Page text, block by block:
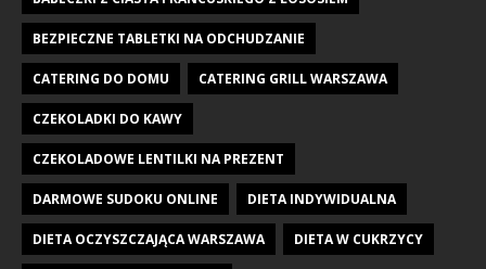
BEZPIECZNE TABLETKI NA ODCHUDZANIE
CATERING DO DOMU CATERING GRILL WARSZAWA
CZEKOLADKI DO KAWY
CZEKOLADOWE LENTILKI NA PREZENT
DARMOWE SUDOKU ONLINE DIETA INDYWIDUALNA
DIETA OCZYSZCZAJĄCA WARSZAWA DIETA W CUKRZYCY